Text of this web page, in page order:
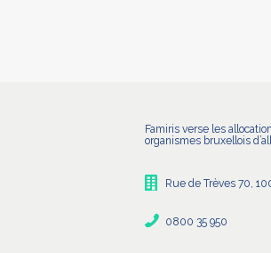
Famiris verse les
organismes bruxellois
Rue de Trèves 70,
0800 35 950